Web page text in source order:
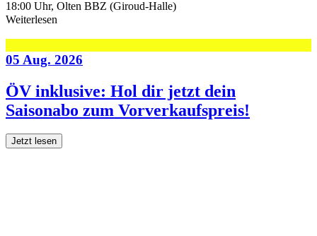
18:00 Uhr, Olten BBZ (Giroud-Halle)
Weiterlesen
05 Aug. 2026
ÖV inklusive: Hol dir jetzt dein
Saisonabo zum Vorverkaufspreis!
Jetzt lesen